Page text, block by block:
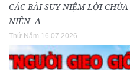
CÁC BÀI SUY NIỆM LỜI
NIÊN- A
Thứ Năm 16.07.2026